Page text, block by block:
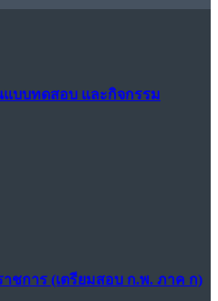
แบบทดสอบ และกิจกรรม
ชการ (เตรียมสอบ ก.พ. ภาค ก)